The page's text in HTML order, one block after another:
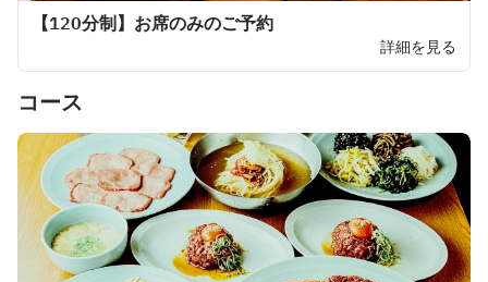
【120分制】お席のみのご予約
詳細を見る
コース